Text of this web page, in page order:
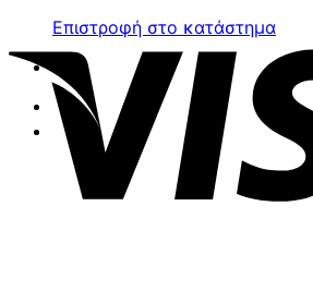
Επιστροφή στο κατάστημα